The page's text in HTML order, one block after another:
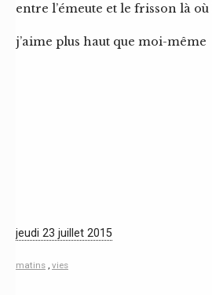
entre l’émeute et le frisson là
j’aime plus haut que moi-même
jeudi 23 juillet 2015
matins vies